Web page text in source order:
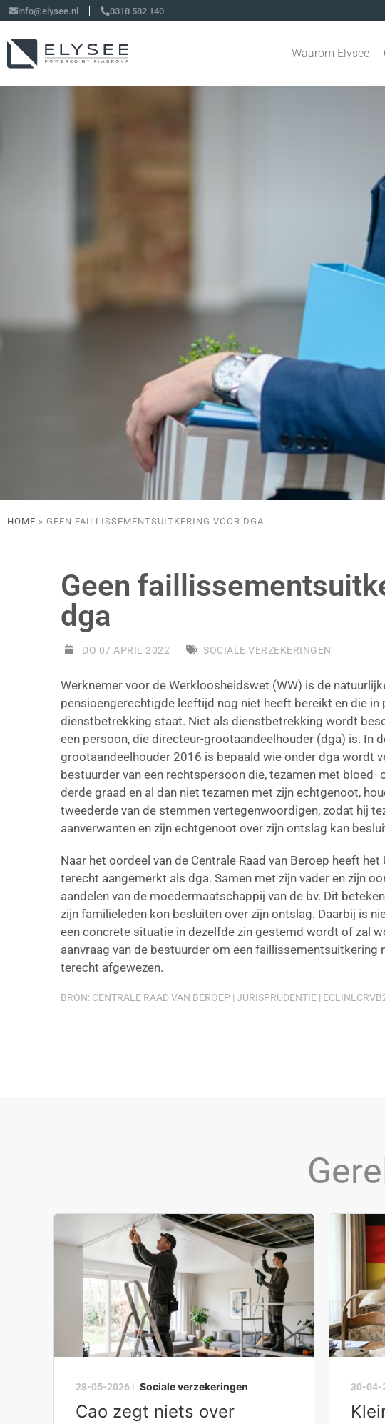
info@elysee.nl 0318 582 140
Waarom Elysee
HOME » GEEN FAILLISSEMENTSUITKERING VOOR DGA
Geen
dga
DO 07 APRIL 2022 SOCIALE VERZEKERINGEN
Werknemer voor de Werkloosheidswet (WW) is de
pensioengerechtigde leeftijd nog niet heeft bereikt en die
dienstbetrekking staat. Niet als dienstbetrekking wordt
een persoon, die directeur-grootaandeelhouder (dga) is. In
grootaandeelhouder 2016 is bepaald wie onder dga wordt
bestuurder van een rechtspersoon die, tezamen met bloed-
derde graad en al dan niet tezamen met zijn echtgenoot,
tweederde van de stemmen vertegenwoordigen, zodat hij
aanverwanten en zijn echtgenoot over zijn ontslag kan
Naar het oordeel van de Centrale Raad van Beroep heeft
terecht aangemerkt als dga. Samen met zijn vader en zijn
aandelen van de moedermaatschappij van de bv. Dit
zijn familieleden kon besluiten over zijn ontslag. Daarbij is
een concrete situatie in dezelfde zin gestemd wordt of zal
aanvraag van de bestuurder om een faillissementsuitkering
terecht afgewezen.
BRON: CENTRALE RAAD VAN BEROEP | JURISPRUDENTIE |
28-05-2026 | Sociale verzekeringen
Cao zegt niets over
30-04-